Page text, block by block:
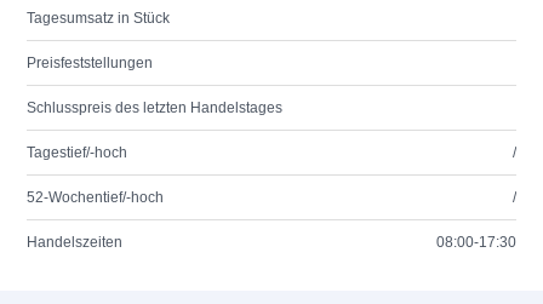
Tagesumsatz in Stück
Preisfeststellungen
Schlusspreis des letzten Handelstages
Tagestief/-hoch /
52-Wochentief/-hoch /
Handelszeiten 08:00-17:30